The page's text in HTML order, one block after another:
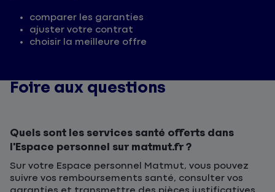
comparer les garanties
ajuster votre contrat
choisir la meilleure offre
Foire aux questions
Quels sont les services santé offerts dans
l’Espace personnel sur matmut.fr ?
Sur votre Espace personnel Matmut, vous pouvez
suivre vos remboursements santé, consulter vos